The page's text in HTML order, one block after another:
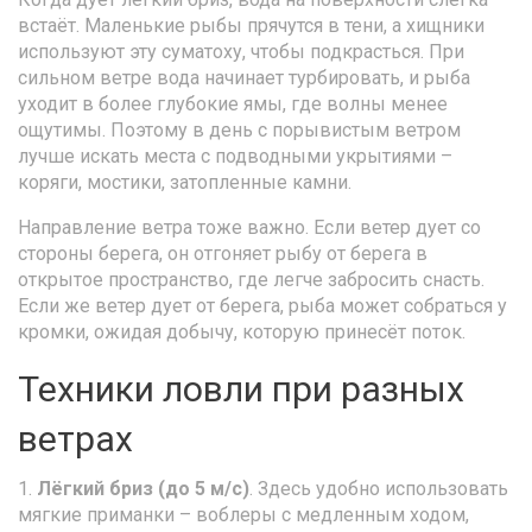
встаёт. Маленькие рыбы прячутся в тени, а хищники
используют эту суматоху, чтобы подкрасться. При
сильном ветре вода начинает турбировать, и рыба
уходит в более глубокие ямы, где волны менее
ощутимы. Поэтому в день с порывистым ветром
лучше искать места с подводными укрытиями –
коряги, мостики, затопленные камни.
Направление ветра тоже важно. Если ветер дует со
стороны берега, он отгоняет рыбу от берега в
открытое пространство, где легче забросить снасть.
Если же ветер дует от берега, рыба может собраться у
кромки, ожидая добычу, которую принесёт поток.
Техники ловли при разных
ветрах
1. Лёгкий бриз (до 5 м/с). Здесь удобно использовать
мягкие приманки – воблеры с медленным ходом,